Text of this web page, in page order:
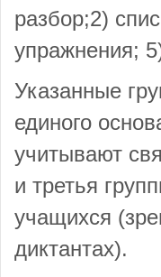
разбор;2)
упражнения;
Указанные
единого
учитывают
и третья
учащихся
диктантах).